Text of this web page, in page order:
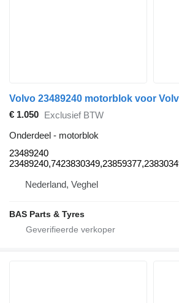
Volvo 23489240 motorblok voor
€ 1.050 Exclusief BTW
Onderdeel - motorblok
23489240
Nederland, Veghel
BAS Parts & Tyres